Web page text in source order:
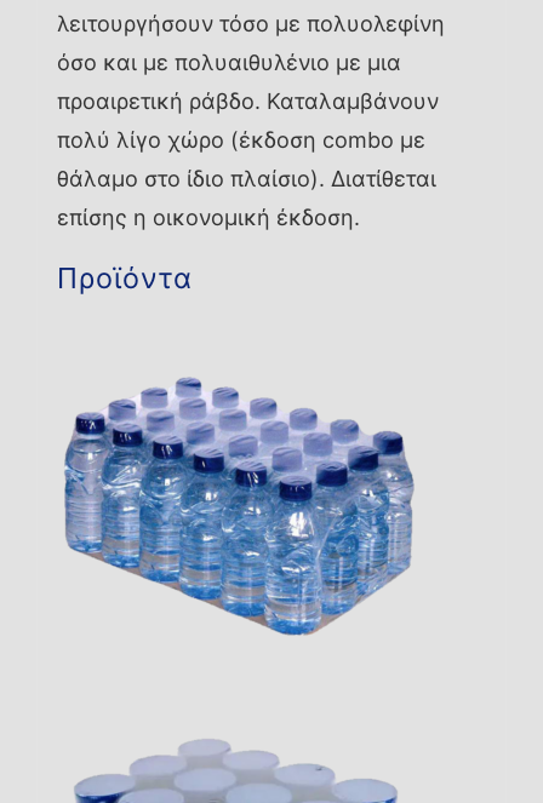
λειτουργήσουν τόσο με πολυολεφίνη
όσο και με πολυαιθυλένιο με μια
προαιρετική ράβδο. Καταλαμβάνουν
πολύ λίγο χώρο (έκδοση combo με
θάλαμο στο ίδιο πλαίσιο). Διατίθεται
επίσης η οικονομική έκδοση.
Προϊόντα